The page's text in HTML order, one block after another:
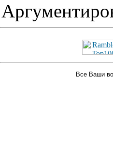
Все Ваши